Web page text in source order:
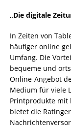
„Die digitale
In Zeiten von
häufiger online
Umfang. Die
bequeme und
Online-Angebot
Medium für viele
Printprodukte mit
bietet die